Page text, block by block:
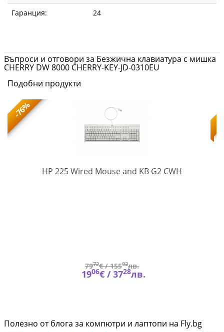
Гаранция:
24
Въпроси и отговори за Безжична клавиатура с мишка
CHERRY DW 8000 CHERRY-KEY-JD-0310EU
Подобни продукти
-76%
HP 225 Wired Mouse and KB G2 CWH
7972€ /15592лв.
1906€ /3728лв.
Полезно от блога за компютри и лаптопи на Fly.bg